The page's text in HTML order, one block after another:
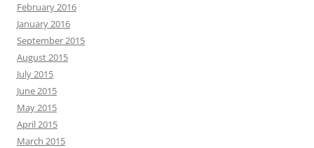
February 2016
January 2016
September 2015
August 2015
July 2015
June 2015
May 2015
April 2015
March 2015